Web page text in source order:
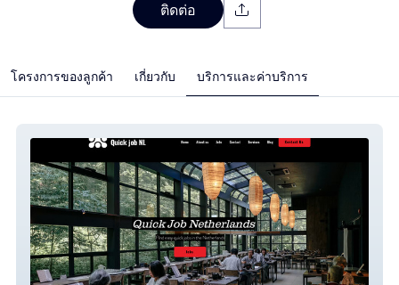
ติดต่อ
โครงการของลูกค้า เกี่ยวกับ บริการและค่าบริการ